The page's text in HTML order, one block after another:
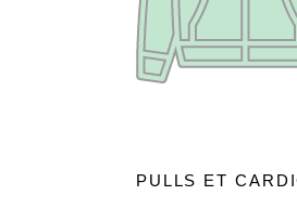
PULLS ET